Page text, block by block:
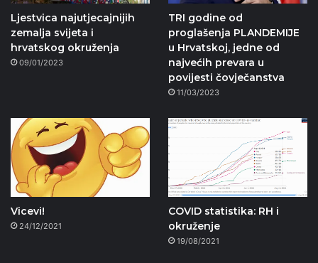
Ljestvica najutjecajnijih
zemalja svijeta i
hrvatskog okruženja
09/01/2023
TRI godine od
proglašenja PLANDEMIJE
u Hrvatskoj, jedne od
najvećih prevara u
povijesti čovječanstva
11/03/2023
Vicevi!
24/12/2021
COVID statistika: RH i
okruženje
19/08/2021